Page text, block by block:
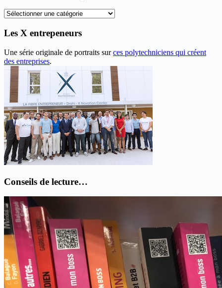
Recherche
Les X entrepeneurs
Une série originale de portraits surces polytechniciens qui créent
des entreprises.
Conseils de lecture…